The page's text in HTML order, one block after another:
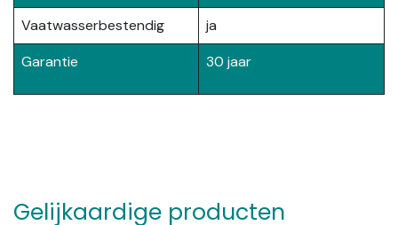
Vaatwasserbestendig
ja
Garantie
30 jaar
Gelijkaardige producten